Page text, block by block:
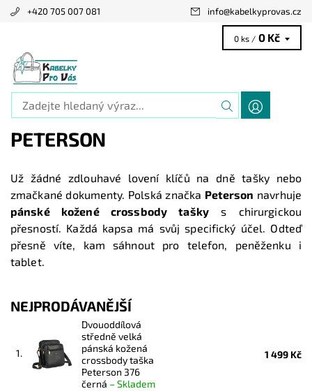
+420 705 007 081 info@kabelkyprovas.cz
0 ks / 0 Kč
PETERSON
Už žádné zdlouhavé lovení klíčů na dně tašky nebo
zmačkané dokumenty. Polská značka Peterson navrhuje
pánské kožené crossbody taškys chirurgickou
přesností. Každá kapsa má svůj specifický účel. Odteď
přesně víte, kam sáhnout pro telefon, peněženku i
tablet.
NEJPRODÁVANĚJŠÍ
1.
Dvouoddílová
středně velká
pánská kožená
crossbody taška
Peterson 376
černá –Skladem
1 499 Kč